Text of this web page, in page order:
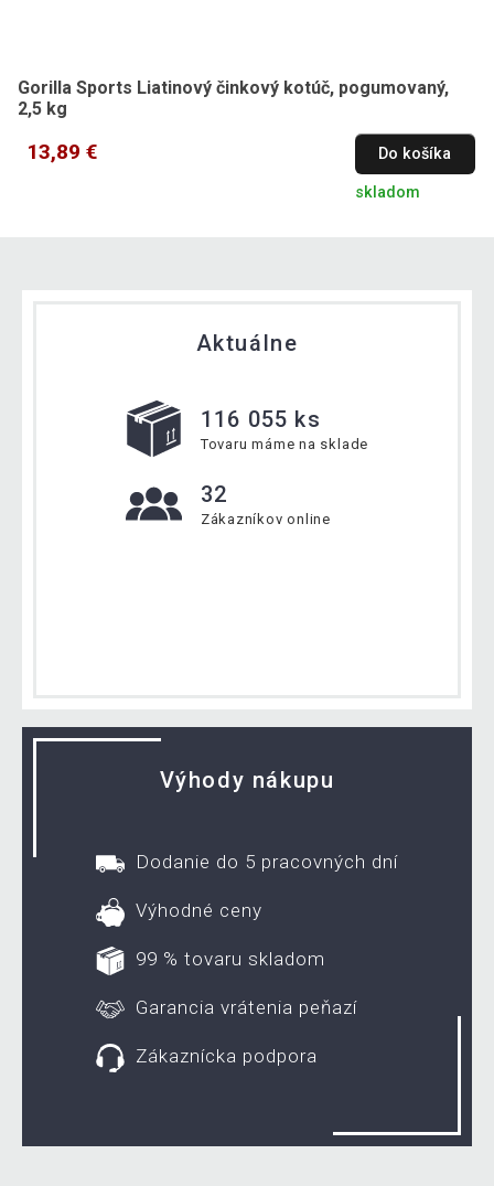
Gorilla Sports Liatinový činkový kotúč, pogumovaný,
2,5 kg
13,89 € Do košíka
skladom
Aktuálne
116 055 ks
Tovaru máme na sklade
32
Zákazníkov online
Výhody nákupu
Dodanie do 5 pracovných dní
Výhodné ceny
99 % tovaru skladom
Garancia vrátenia peňazí
Zákaznícka podpora